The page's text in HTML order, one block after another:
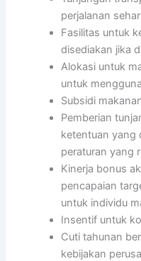
perjalanan
Fasilitas untuk
disediakan jika
Alokasi untuk
untuk
Subsidi
Pemberian
ketentuan yang
peraturan yang
Kinerja bonus
pencapaian
untuk individu
Insentif untuk
Cuti tahunan
kebijakan